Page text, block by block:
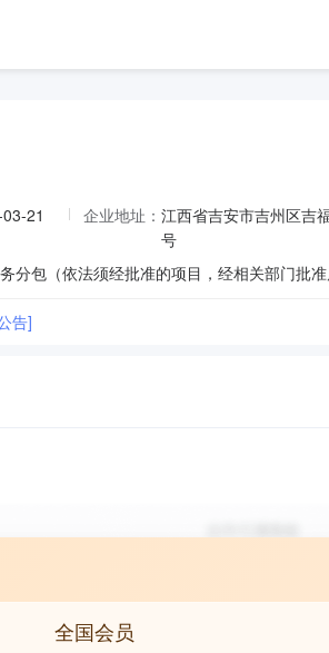
21 企业地址： 江西省吉安市吉州区吉
号
告]
全国会员